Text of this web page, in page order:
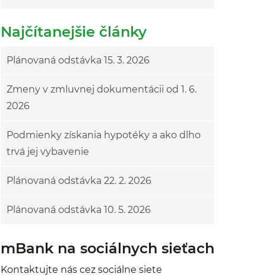
Najčítanejšie články
Plánovaná odstávka 15. 3. 2026
Zmeny v zmluvnej dokumentácii od 1. 6.
2026
Podmienky získania hypotéky a ako dlho
trvá jej vybavenie
Plánovaná odstávka 22. 2. 2026
Plánovaná odstávka 10. 5. 2026
mBank na sociálnych sieťach
Kontaktujte nás cez sociálne siete